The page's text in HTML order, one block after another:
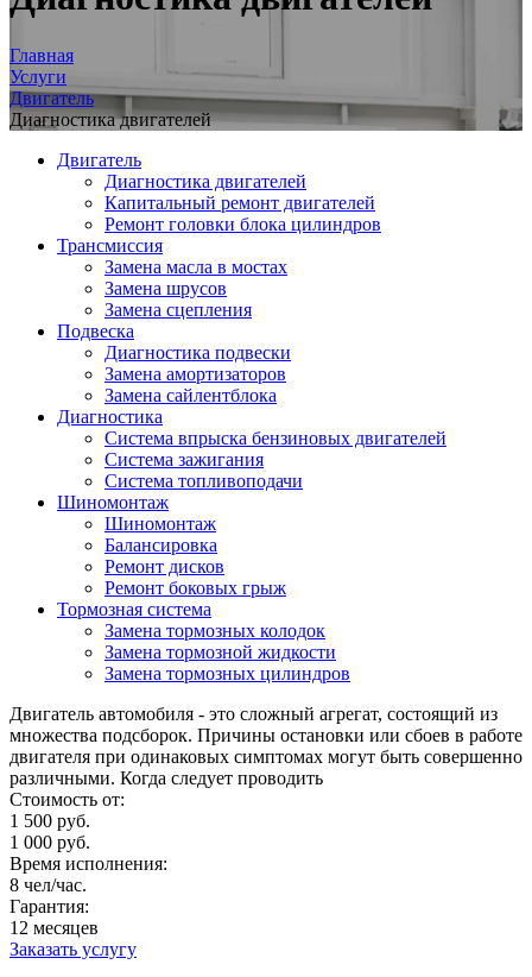
Главная
Услуги
Двигатель
Диагностика двигателей
Двигатель
Диагностика двигателей
Капитальный ремонт двигателей
Ремонт головки блока цилиндров
Трансмиссия
Замена масла в мостах
Замена шрусов
Замена сцепления
Подвеска
Диагностика подвески
Замена амортизаторов
Замена сайлентблока
Диагностика
Система впрыска бензиновых двигателей
Система зажигания
Система топливоподачи
Шиномонтаж
Шиномонтаж
Балансировка
Ремонт дисков
Ремонт боковых грыж
Тормозная система
Замена тормозных колодок
Замена тормозной жидкости
Замена тормозных цилиндров
Двигатель автомобиля - это сложный агрегат, состоящий из
множества подсборок. Причины остановки или сбоев в работе
двигателя при одинаковых симптомах могут быть совершенно
различными. Когда следует проводить
Стоимость от:
1 500 руб.
1 000 руб.
Время исполнения:
8 чел/час.
Гарантия:
12 месяцев
Заказать услугу